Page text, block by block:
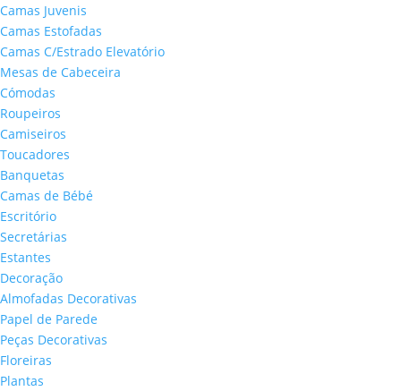
Camas Juvenis
Camas Estofadas
Camas C/Estrado Elevatório
Mesas de Cabeceira
Cómodas
Roupeiros
Camiseiros
Toucadores
Banquetas
Camas de Bébé
Escritório
Secretárias
Estantes
Decoração
Almofadas Decorativas
Papel de Parede
Peças Decorativas
Floreiras
Plantas